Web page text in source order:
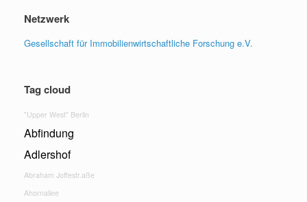
Netzwerk
Gesellschaft für Immobilienwirtschaftliche Forschung e.V.
Tag cloud
"Upper West" Berlin
Abfindung
Adlershof
Abraham Joffestr.aße
Ahornallee